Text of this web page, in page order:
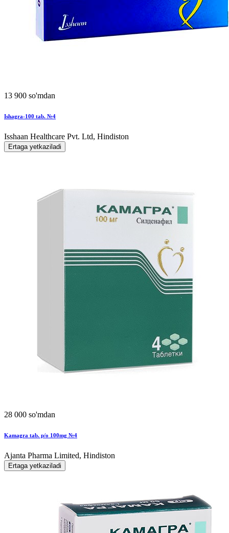
13 900 so'mdan
Ishagra-100 tab. №4
Isshaan Healthcare Pvt. Ltd, Hindiston
Ertaga yetkaziladi
28 000 so'mdan
Kamagra tab. p/o 100mg №4
Ajanta Pharma Limited, Hindiston
Ertaga yetkaziladi